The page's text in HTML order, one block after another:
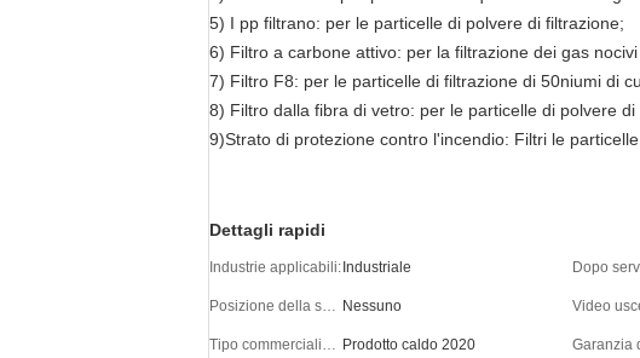
5) I pp filtrano: per le particelle di polvere di filtrazione;
6) Filtro a carbone attivo: per la filtrazione dei gas
7) Filtro F8: per le particelle di filtrazione di 50niumi di
8) Filtro dalla fibra di vetro: per le particelle di polvere
9)Strato di protezione contro l'incendio: Filtri le
Dettagli rapidi
Industrie applicabili: Industriale
Posizione della sala d'esposizione: Nessuno
Tipo commercializzante: Prodotto caldo 2020